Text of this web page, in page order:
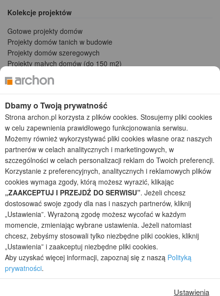
Kolekcje projektów
Gotowe projekty domów
Projekty domów tanich w budowie
Projekty domów szeregowych
Projekty małych domów (do 150 m2)
Projekty domów wielorodzinnych
Projekty domów bliźniaczych
Projekty domów nowoczesnych
Projekty domów parterowych
2026 © ARCHON+ Biuro Projektów - Tradycyjne i nowoczesne gotowe
projekty domów - autorska pracownia architektoniczna założona w 1990r.
przez arch. Barbarę Mendel
Z uwagi na ciągłe doskonalenie procesu powstawania projektów (zgodnie z
normą ISO 9001), prezentowane na stronie projekty domów mogą
nieznacznie różnić się od dokumentacji technicznej.
Informujemy, iż w celu optymalizacji treści dostępnych w naszym sklepie,
dostosowania ich do Państwa indywidualnych potrzeb korzystamy z
informacji zapisanych za pomocą plików cookies na urządzeniach
końcowych użytkowników. Pliki cookies użytkownik może kontrolować za
pomocą ustawień swojej przeglądarki internetowej. Dalsze korzystanie z
naszego serwisu internetowego, bez zmiany ustawień przeglądarki
internetowej oznacza, iż użytkownik akceptuje stosowanie plików cookies.
Więcej informacji zawartych jest w polityce prywatności.
Polityka prywatności
Reklamacje
Jak zmienić ustawienia cookies
Dbamy o Twoją prywatność
Strona archon.pl korzysta z plików cookies. Stosujemy pliki cookies
w celu zapewnienia prawidłowego funkcjonowania serwisu.
Możemy również wykorzystywać pliki cookies własne oraz naszych
partnerów w celach analitycznych i marketingowych, w
szczególności w celach personalizacji reklam do Twoich preferencji.
Korzystanie z preferencyjnych, analitycznych i reklamowych plików
cookies wymaga zgody, którą możesz wyrazić, klikając
„ZAAKCEPTUJ I PRZEJDŹ DO SERWISU”. Jeżeli chcesz
dostosować swoje zgody dla nas i naszych partnerów, kliknij
„Ustawienia”. Wyrażoną zgodę możesz wycofać w każdym
momencie, zmieniając wybrane ustawienia. Jeżeli natomiast
chcesz, żebyśmy stosowali tylko niezbędne pliki cookies, kliknij
„Ustawienia” i zaakceptuj niezbędne pliki cookies.
Aby uzyskać więcej informacji, zapoznaj się z naszą Polityką
prywatności.
Ustawienia